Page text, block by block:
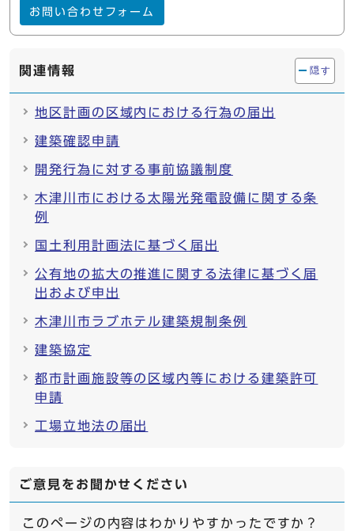
お問い合わせフォーム
関連情報 隠す
地区計画の区域内における行為の届出
建築確認申請
開発行為に対する事前協議制度
木津川市における太陽光発電設備に関する条
例
国土利用計画法に基づく届出
公有地の拡大の推進に関する法律に基づく届
出および申出
木津川市ラブホテル建築規制条例
建築協定
都市計画施設等の区域内等における建築許可
申請
工場立地法の届出
ご意見をお聞かせください
このページの内容はわかりやすかったですか？